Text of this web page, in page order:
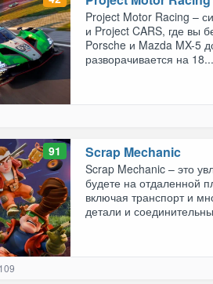
Project Motor Racing –
и Project CARS, где вы
Porsche и Mazda MX-5
разворачивается на 18...
91 Scrap Mechanic
Scrap Mechanic – это
будете на отдаленной
включая транспорт и
детали и